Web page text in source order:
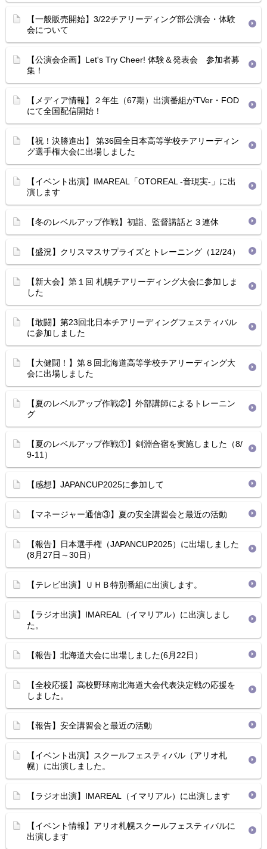
【一般販売開始】3/22チアリーディング部公演会・体験
会について
【公演会企画】Let's Try Cheer! 体験＆発表会 参加者募
集！
【メディア情報】２年生（67期）出演番組がTVer・FOD
にて全国配信開始！
【祝！決勝進出】 第36回全日本高等学校チアリーディン
グ選手権大会に出場しました
【イベント出演】IMAREAL「OTOREAL -音現実-」に出
演します
【冬のレベルアップ作戦】初詣、監督講話と３連休
【盛況】クリスマスサプライズとトレーニング（12/24）
【新大会】第１回 札幌チアリーディング大会に参加しま
した
【敢闘】第23回北日本チアリーディングフェスティバル
に参加しました
【大健闘！】第８回北海道高等学校チアリーディング大
会に出場しました
【夏のレベルアップ作戦②】外部講師によるトレーニン
グ
【夏のレベルアップ作戦①】剣淵合宿を実施しました（8/
9-11）
【感想】JAPANCUP2025に参加して
【マネージャー通信③】夏の安全講習会と最近の活動
【報告】日本選手権（JAPANCUP2025）に出場しました
(8月27日～30日）
【テレビ出演】ＵＨＢ特別番組に出演します。
【ラジオ出演】IMAREAL（イマリアル）に出演しまし
た。
【報告】北海道大会に出場しました(6月22日）
【全校応援】高校野球南北海道大会代表決定戦の応援を
しました。
【報告】安全講習会と最近の活動
【イベント出演】スクールフェスティバル（アリオ札
幌）に出演しました。
【ラジオ出演】IMAREAL（イマリアル）に出演します
【イベント情報】アリオ札幌スクールフェスティバルに
出演します